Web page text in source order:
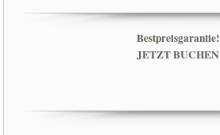
Bestpreisgarantie!
JETZT BUCHEN